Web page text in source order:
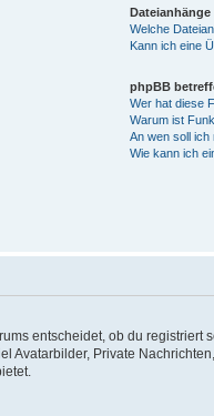
Dateianhänge
Welche
Kann ich eine
phpBB
Wer hat diese
Warum ist
An wen soll
Wie kann ich
entscheidet, ob du
Avatarbilder, Private